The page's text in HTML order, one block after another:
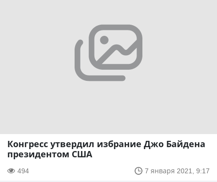
Конгресс утвердил избрание Джо Байдена
президентом США
494 7 января 2021, 9:17